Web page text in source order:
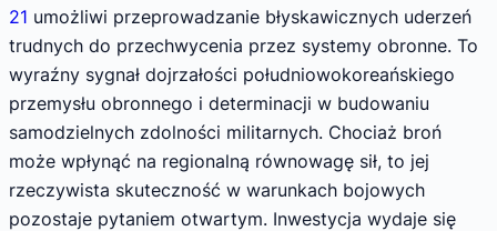
21 umożliwi przeprowadzanie błyskawicznych uderzeń
trudnych do przechwycenia przez systemy obronne. To
wyraźny sygnał dojrzałości południowokoreańskiego
przemysłu obronnego i determinacji w budowaniu
samodzielnych zdolności militarnych. Chociaż broń
może wpłynąć na regionalną równowagę sił, to jej
rzeczywista skuteczność w warunkach bojowych
pozostaje pytaniem otwartym. Inwestycja wydaje się